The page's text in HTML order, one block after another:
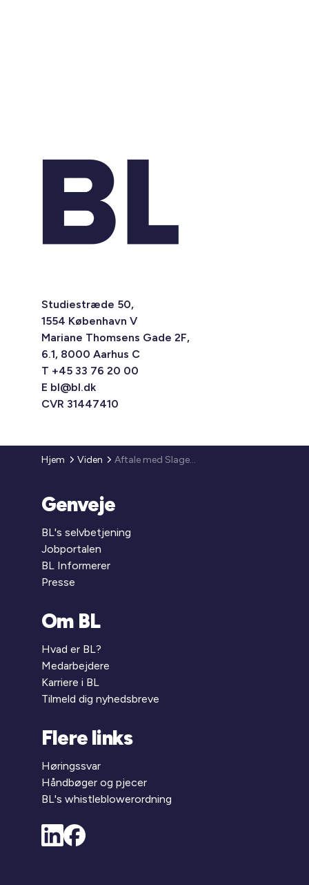
Studiestræde 50,
1554 København V
Mariane Thomsens Gade 2F,
6.1, 8000 Aarhus C
T +45 33 76 20 00
E bl@bl.dk
CVR 31447410
Hjem Viden Aftale med Slagelse Kommune
Genveje
BL's selvbetjening
Jobportalen
BL Informerer
Presse
Om BL
Hvad er BL?
Medarbejdere
Karriere i BL
Tilmeld dig nyhedsbreve
Flere links
Høringssvar
Håndbøger og pjecer
BL's whistleblowerordning